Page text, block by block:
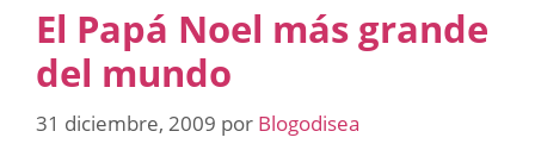
El Papá Noel más grande
del mundo
31 diciembre, 2009 por Blogodisea